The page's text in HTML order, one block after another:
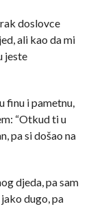
doslovce
ali kao da mi
jeste
finu i pametnu,
“Otkud ti u
pa si došao na
djeda, pa sam
dugo, pa